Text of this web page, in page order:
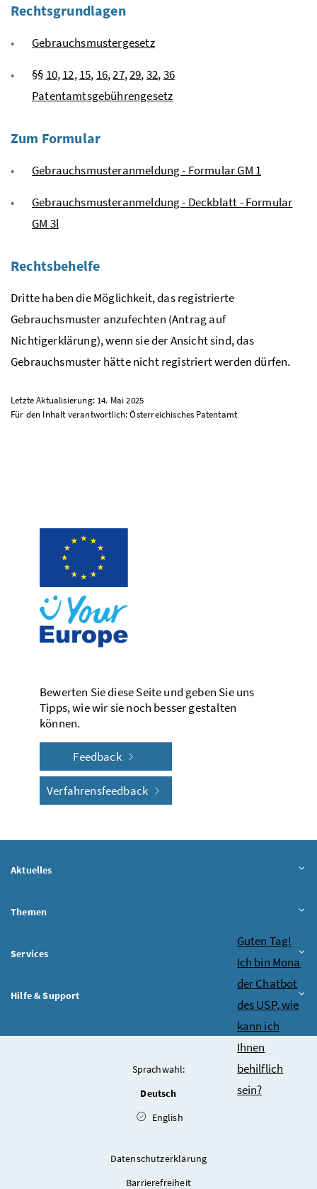
Rechtsgrundlagen
Gebrauchsmustergesetz
§§ 10,12,15, 16,27,29,32,36
Patentamtsgebührengesetz
Zum Formular
Gebrauchsmusteranmeldung - Formular GM 1
Gebrauchsmusteranmeldung - Deckblatt - Formular
GM 3l
Rechtsbehelfe
Dritte haben die Möglichkeit, das registrierte
Gebrauchsmuster anzufechten (Antrag auf
Nichtigerklärung), wenn sie der Ansicht sind, das
Gebrauchsmuster hätte nicht registriert werden dürfen.
Letzte Aktualisierung: 14. Mai 2025
Für den Inhalt verantwortlich: Österreichisches Patentamt
Bewerten Sie diese Seite und geben Sie uns
Tipps, wie wir sie noch besser gestalten
können.
Feedback
Verfahrensfeedback
Aktuelles
Themen
Services
Hilfe & Support
Sprachwahl:
Deutsch
English
Datenschutzerklärung
Barrierefreiheit
Chatbot
Guten Tag!
Ich bin Mona
der Chatbot
des USP, wie
kann ich
Ihnen
behilflich
sein?